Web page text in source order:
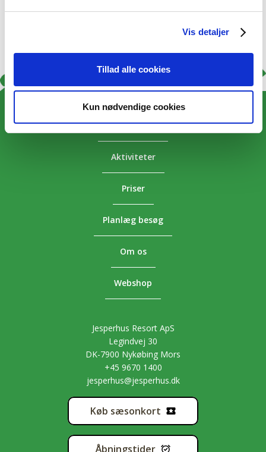
Vis detaljer
Tillad alle cookies
Kun nødvendige cookies
Overnatning
Aktiviteter
Priser
Planlæg besøg
Om os
Webshop
Jesperhus Resort ApS
Legindvej 30
DK-7900 Nykøbing Mors
+45 9670 1400
jesperhus@jesperhus.dk
Køb sæsonkort
Åbningstider